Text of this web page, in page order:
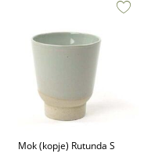
Mok (kopje) Rutunda S